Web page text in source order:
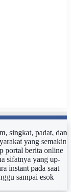
singkat, padat, dan
yang semakin
portal berita online
sifatnya yang up-
instant pada saat
sampai esok